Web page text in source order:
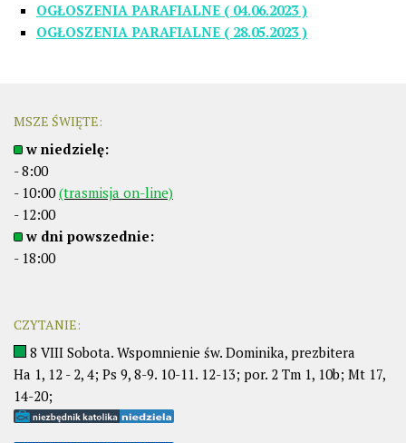
OGŁOSZENIA PARAFIALNE ( 04.06.2023 )
OGŁOSZENIA PARAFIALNE ( 28.05.2023 )
MSZE ŚWIĘTE:
w niedzielę:
- 8:00
- 10:00(trasmisja on-line)
- 12:00
w dni powszednie:
- 18:00
CZYTANIE:
8 VIII Sobota. Wspomnienie św. Dominika, prezbitera
Ha 1, 12 - 2, 4; Ps 9, 8-9. 10-11. 12-13; por. 2 Tm 1, 10b; Mt 17,
14-20;